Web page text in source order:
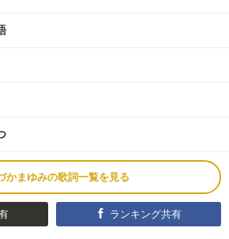
かまゆみの歌詞一覧を見る
ランキング共有